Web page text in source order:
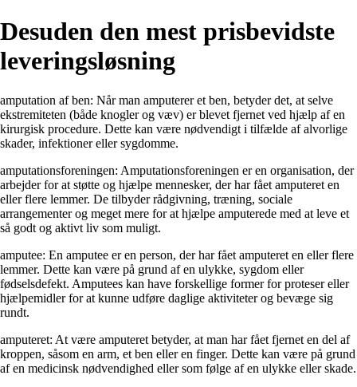
Desuden den mest prisbevidste
leveringsløsning
amputation af ben: Når man amputerer et ben, betyder det, at selve
ekstremiteten (både knogler og væv) er blevet fjernet ved hjælp af en
kirurgisk procedure. Dette kan være nødvendigt i tilfælde af alvorlige
skader, infektioner eller sygdomme.
amputationsforeningen: Amputationsforeningen er en organisation, der
arbejder for at støtte og hjælpe mennesker, der har fået amputeret en
eller flere lemmer. De tilbyder rådgivning, træning, sociale
arrangementer og meget mere for at hjælpe amputerede med at leve et
så godt og aktivt liv som muligt.
amputee: En amputee er en person, der har fået amputeret en eller flere
lemmer. Dette kan være på grund af en ulykke, sygdom eller
fødselsdefekt. Amputees kan have forskellige former for proteser eller
hjælpemidler for at kunne udføre daglige aktiviteter og bevæge sig
rundt.
amputeret: At være amputeret betyder, at man har fået fjernet en del af
kroppen, såsom en arm, et ben eller en finger. Dette kan være på grund
af en medicinsk nødvendighed eller som følge af en ulykke eller skade.